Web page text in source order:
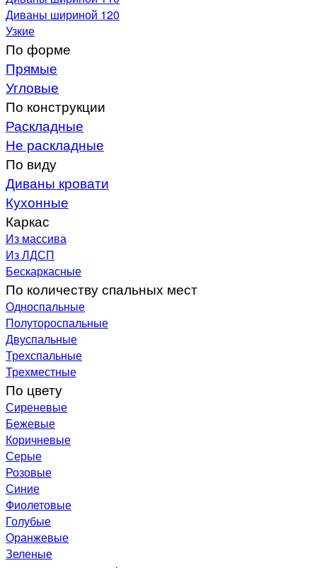
Диваны шириной 120
Узкие
По форме
Прямые
Угловые
По конструкции
Раскладные
Не раскладные
По виду
Диваны кровати
Кухонные
Каркас
Из массива
Из ЛДСП
Бескаркасные
По количеству спальных мест
Односпальные
Полутороспальные
Двуспальные
Трехспальные
Трехместные
По цвету
Сиреневые
Бежевые
Коричневые
Серые
Розовые
Синие
Фиолетовые
Голубые
Оранжевые
Зеленые